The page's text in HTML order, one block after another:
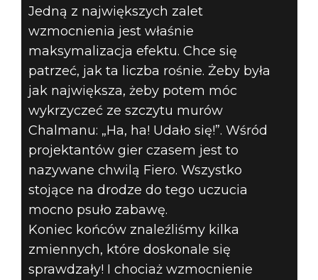
Jedną z największych zalet
wzmocnienia jest właśnie
maksymalizacja efektu. Chce się
patrzeć, jak ta liczba rośnie. Żeby była
jak największa, żeby potem móc
wykrzyczeć ze szczytu murów
Chalmanu: „Ha, ha! Udało się!”. Wśród
projektantów gier czasem jest to
nazywane chwilą Fiero. Wszystko
stojące na drodze do tego uczucia
mocno psuło zabawę.
Koniec końców znaleźliśmy kilka
zmiennych, które doskonale się
sprawdzały! I chociaż wzmocnienie